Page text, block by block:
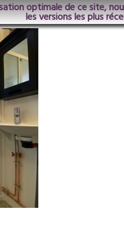
optimale de ce site,
les versions les plus